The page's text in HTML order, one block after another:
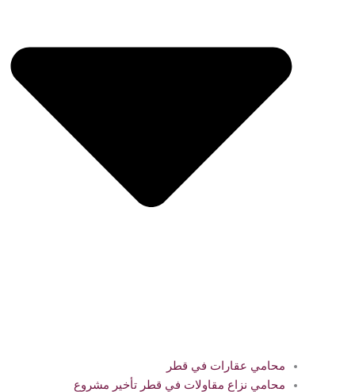
محامي عقارات في قطر
محامي نزاع مقاولات في قطر تأخير مشروع